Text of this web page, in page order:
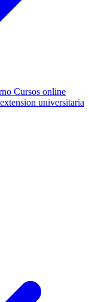
Cursos online
universitaria